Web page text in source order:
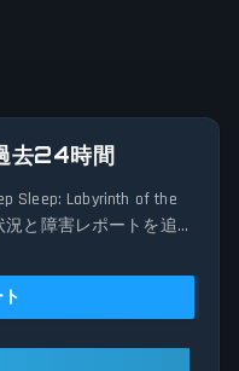
去24時間
Sleep: Labyrinth of the
と障害レポートを追跡
ムは、過去24時間に
、サービス中断の報告
of the Forsakenサ